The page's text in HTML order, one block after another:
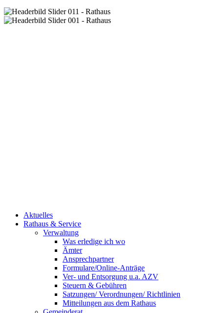
Aktuelles
Rathaus & Service
Verwaltung
Was erledige ich wo
Ämter
Ansprechpartner
Formulare/Online-Anträge
Ver- und Entsorgung u.a. AZV
Steuern & Gebühren
Satzungen/ Verordnungen/ Richtlinien
Mitteilungen aus dem Rathaus